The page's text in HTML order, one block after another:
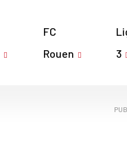
FC
Rouen
3